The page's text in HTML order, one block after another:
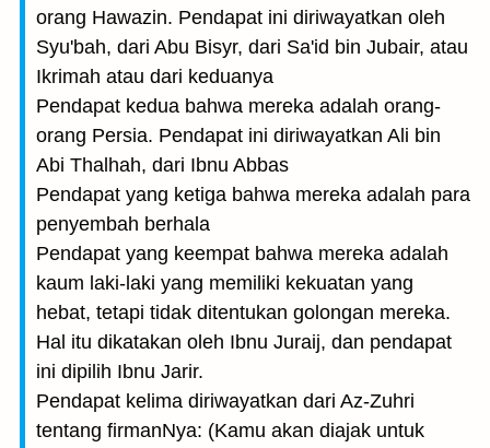
orang Hawazin. Pendapat ini diriwayatkan oleh
Syu'bah, dari Abu Bisyr, dari Sa'id bin Jubair, atau
Ikrimah atau dari keduanya
Pendapat kedua bahwa mereka adalah orang-
orang Persia. Pendapat ini diriwayatkan Ali bin
Abi Thalhah, dari Ibnu Abbas
Pendapat yang ketiga bahwa mereka adalah para
penyembah berhala
Pendapat yang keempat bahwa mereka adalah
kaum laki-laki yang memiliki kekuatan yang
hebat, tetapi tidak ditentukan golongan mereka.
Hal itu dikatakan oleh Ibnu Juraij, dan pendapat
ini dipilih Ibnu Jarir.
Pendapat kelima diriwayatkan dari Az-Zuhri
tentang firmanNya: (Kamu akan diajak untuk